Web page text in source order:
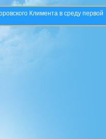
Климента в среду первой